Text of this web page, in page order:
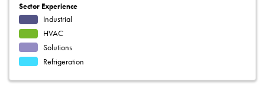
Sector Experience
Industrial
HVAC
Solutions
Refrigeration